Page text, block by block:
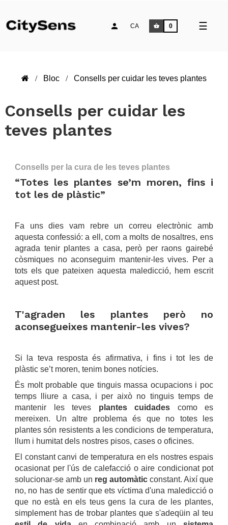
☰
CA 0
Bloc Consells per cuidar les teves plantes
Consells per cuidar les
teves plantes
Consells per la cura de les teves plantes
“Totes les plantes se’m moren, fins i
tot les de plàstic”
Fa uns dies vam rebre un correu electrònic amb
aquesta confessió: a ell, com a molts de nosaltres, ens
agrada tenir plantes a casa, però per raons gairebé
còsmiques no aconseguim mantenir-les vives. Per a
tots els que pateixen aquesta maledicció, hem escrit
aquest post.
T'agraden les plantes però no
aconsegueixes mantenir-les vives?
Si la teva resposta és afirmativa, i fins i tot les de
plàstic se’t moren, tenim bones notícies.
És molt probable que tinguis massa ocupacions i poc
temps lliure a casa, i per això no tinguis temps de
mantenir les teves plantes cuidades como es
mereixen. Un altre problema és que no totes les
plantes són resistents a les condicions de temperatura,
llum i humitat dels nostres pisos, cases o oficines.
El constant canvi de temperatura en els nostres espais
ocasionat per l'ús de calefacció o aire condicionat pot
solucionar-se amb un reg automàtic constant. Així que
no, no has de sentir que ets víctima d'una maledicció o
que no està en els teus gens la cura de les plantes,
simplement has de trobar plantes que s'adeqüin al teu